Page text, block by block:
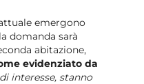
emergono
domanda sarà
abitazione,
evidenziato da
interesse, stanno